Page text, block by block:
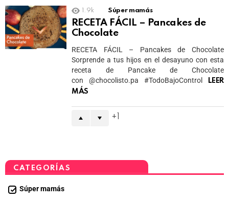
1.9k Súper mamás
RECETA FÁCIL – Pancakes de
Chocolate
RECETA FÁCIL – Pancakes de Chocolate
Sorprende a tus hijos en el desayuno con esta
receta de Pancake de Chocolate
con @chocolisto.pa #TodoBajoControl
LEER
MÁS
1
CATEGORÍAS
Súper mamás